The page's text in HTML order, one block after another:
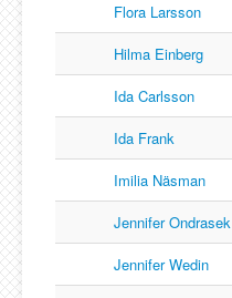
Flora Larsson
Hilma Einberg
Ida Carlsson
Ida Frank
Imilia Näsman
Jennifer Ondrasek
Jennifer Wedin